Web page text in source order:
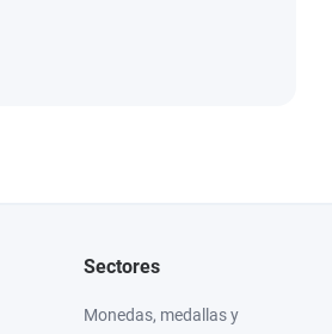
Sectores
Monedas, medallas y